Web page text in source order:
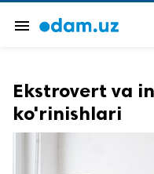
menu
Ekstrovert va
ko'rinishlari